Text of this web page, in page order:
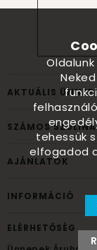
AKTUÁLIS
SZÁMOS
AJÁNLATOK
INFORMÁCIÓ
ELÉRHETŐSÉG
tehessük
elfogadod